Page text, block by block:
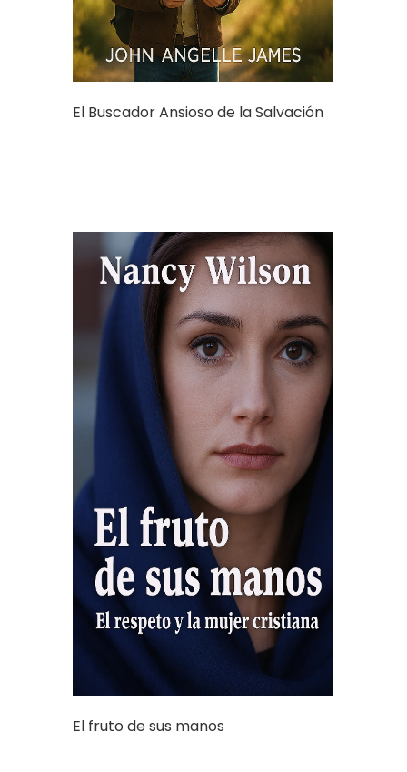
El Buscador Ansioso de la Salvación
El fruto de sus manos